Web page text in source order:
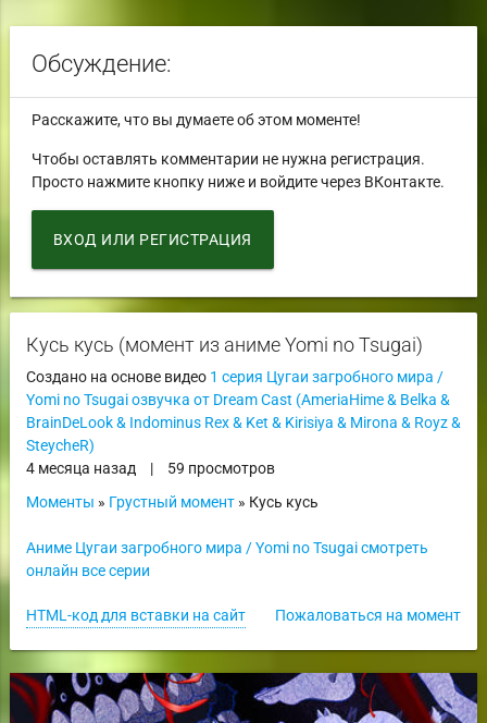
Обсуждение:
Расскажите, что вы думаете об этом моменте!
Чтобы оставлять комментарии не нужна регистрация.
Просто нажмите кнопку ниже и войдите через ВКонтакте.
ВХОД ИЛИ РЕГИСТРАЦИЯ
Кусь кусь (момент из аниме Yomi no Tsugai)
Создано на основе видео 1 серия Цугаи загробного мира /
Yomi no Tsugai озвучка от Dream Cast (AmeriaHime & Belka &
BrainDeLook & Indominus Rex & Ket & Kirisiya & Mirona & Royz &
SteycheR)
4 месяца назад
|
59 просмотров
Моменты » Грустный момент» Кусь кусь
Аниме Цугаи загробного мира / Yomi no Tsugai смотреть
онлайн все серии
Пожаловаться на момент
HTML-код для вставки на сайт